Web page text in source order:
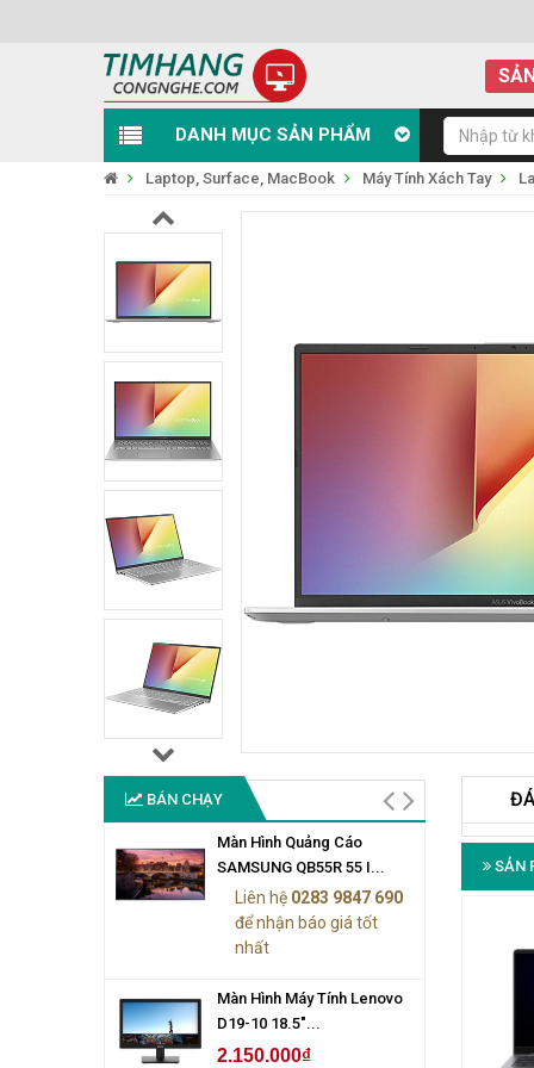
DANH MỤC SẢN PHẨM
Laptop, Surface, MacBook Máy Tính Xách Tay
BÁN CHẠY
Màn Hình Quảng Cáo
SAMSUNG QB55R 55 I...
Liên hệ 0283 9847 690
để nhận báo giá tốt
nhất
Màn Hình Máy Tính Lenovo
D19-10 18.5"...
2.150.000₫
SẢN